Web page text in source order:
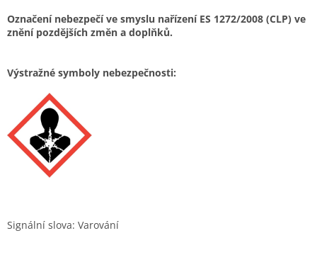
Označení nebezpečí ve smyslu nařízení ES 1272/2008 (CLP) ve
znění pozdějších změn a doplňků.
Výstražné symboly nebezpečnosti:
Signální slova: Varování